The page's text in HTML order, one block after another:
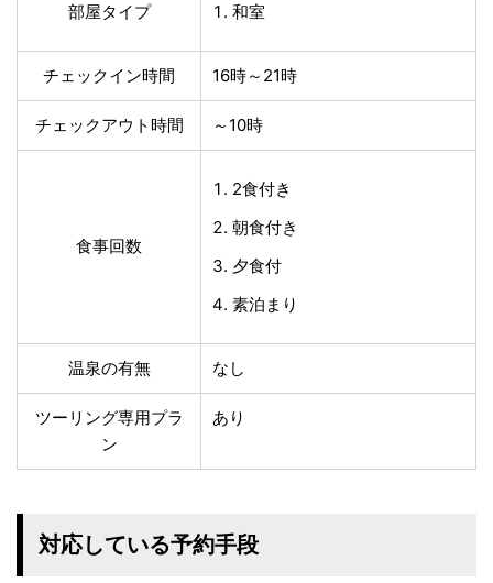
部屋タイプ 和室
チェックイン時間 16時～21時
チェックアウト時間 ～10時
食事回数
2食付き
朝食付き
夕食付
素泊まり
温泉の有無 なし
ツーリング専用プラ
ン
あり
対応している予約手段